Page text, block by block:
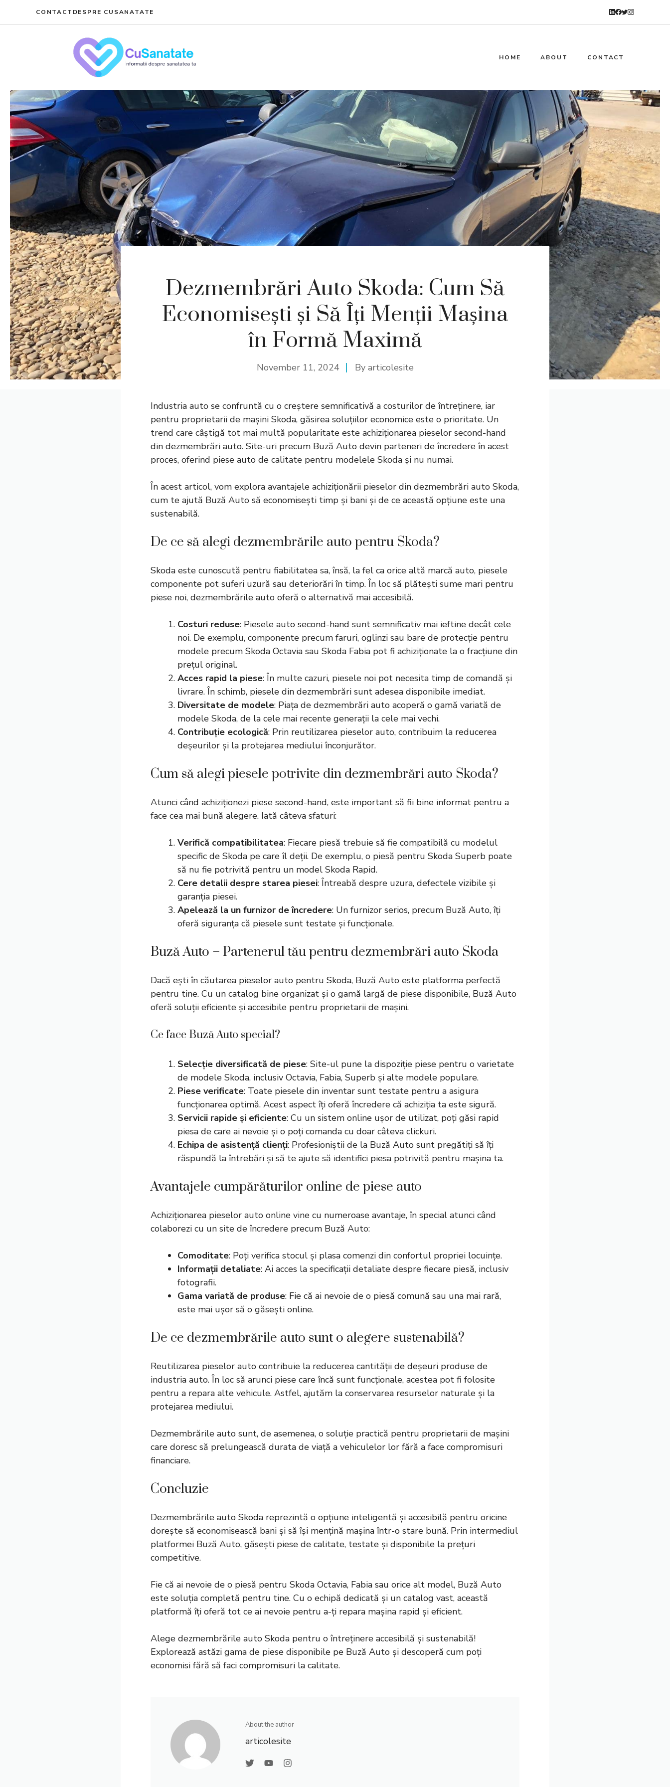
CONTACT DESPRE CUSANATATE
HOME ABOUT CONTACT
Dezmembrări Auto Skoda: Cum Să
Economisești și Să Îți Menții Mașina
în Formă Maximă
November 11, 2024 By articolesite
Industria auto se confruntă cu o creștere semnificativă a costurilor de întreținere, iar
pentru proprietarii de mașini Skoda, găsirea soluțiilor economice este o prioritate. Un
trend care câștigă tot mai multă popularitate este achiziționarea pieselor second-hand
din dezmembrări auto. Site-uri precum Buză Auto devin parteneri de încredere în acest
proces, oferind piese auto de calitate pentru modelele Skoda și nu numai.
În acest articol, vom explora avantajele achiziționării pieselor din dezmembrări auto Skoda,
cum te ajută Buză Auto să economisești timp și bani și de ce această opțiune este una
sustenabilă.
De ce să alegi dezmembrările auto pentru Skoda?
Skoda este cunoscută pentru fiabilitatea sa, însă, la fel ca orice altă marcă auto, piesele
componente pot suferi uzură sau deteriorări în timp. În loc să plătești sume mari pentru
piese noi, dezmembrările auto oferă o alternativă mai accesibilă.
Costuri reduse: Piesele auto second-hand sunt semnificativ mai ieftine decât cele
noi. De exemplu, componente precum faruri, oglinzi sau bare de protecție pentru
modele precum Skoda Octavia sau Skoda Fabia pot fi achiziționate la o fracțiune din
prețul original.
Acces rapid la piese: În multe cazuri, piesele noi pot necesita timp de comandă și
livrare. În schimb, piesele din dezmembrări sunt adesea disponibile imediat.
Diversitate de modele: Piața de dezmembrări auto acoperă o gamă variată de
modele Skoda, de la cele mai recente generații la cele mai vechi.
Contribuție ecologică: Prin reutilizarea pieselor auto, contribuim la reducerea
deșeurilor și la protejarea mediului înconjurător.
Cum să alegi piesele potrivite din dezmembrări auto Skoda?
Atunci când achiziționezi piese second-hand, este important să fii bine informat pentru a
face cea mai bună alegere. Iată câteva sfaturi:
Verifică compatibilitatea: Fiecare piesă trebuie să fie compatibilă cu modelul
specific de Skoda pe care îl deții. De exemplu, o piesă pentru Skoda Superb poate
să nu fie potrivită pentru un model Skoda Rapid.
Cere detalii despre starea piesei: Întreabă despre uzura, defectele vizibile și
garanția piesei.
Apelează la un furnizor de încredere: Un furnizor serios, precum Buză Auto, îți
oferă siguranța că piesele sunt testate și funcționale.
Buză Auto – Partenerul tău pentru dezmembrări auto Skoda
Dacă ești în căutarea pieselor auto pentru Skoda, Buză Auto este platforma perfectă
pentru tine. Cu un catalog bine organizat și o gamă largă de piese disponibile, Buză Auto
oferă soluții eficiente și accesibile pentru proprietarii de mașini.
Ce face Buză Auto special?
Selecție diversificată de piese: Site-ul pune la dispoziție piese pentru o varietate
de modele Skoda, inclusiv Octavia, Fabia, Superb și alte modele populare.
Piese verificate: Toate piesele din inventar sunt testate pentru a asigura
funcționarea optimă. Acest aspect îți oferă încredere că achiziția ta este sigură.
Servicii rapide și eficiente: Cu un sistem online ușor de utilizat, poți găsi rapid
piesa de care ai nevoie și o poți comanda cu doar câteva clickuri.
Echipa de asistență clienți: Profesioniștii de la Buză Auto sunt pregătiți să îți
răspundă la întrebări și să te ajute să identifici piesa potrivită pentru mașina ta.
Avantajele cumpărăturilor online de piese auto
Achiziționarea pieselor auto online vine cu numeroase avantaje, în special atunci când
colaborezi cu un site de încredere precum Buză Auto:
Comoditate: Poți verifica stocul și plasa comenzi din confortul propriei locuințe.
Informații detaliate: Ai acces la specificații detaliate despre fiecare piesă, inclusiv
fotografii.
Gama variată de produse: Fie că ai nevoie de o piesă comună sau una mai rară,
este mai ușor să o găsești online.
De ce dezmembrările auto sunt o alegere sustenabilă?
Reutilizarea pieselor auto contribuie la reducerea cantității de deșeuri produse de
industria auto. În loc să arunci piese care încă sunt funcționale, acestea pot fi folosite
pentru a repara alte vehicule. Astfel, ajutăm la conservarea resurselor naturale și la
protejarea mediului.
Dezmembrările auto sunt, de asemenea, o soluție practică pentru proprietarii de mașini
care doresc să prelungească durata de viață a vehiculelor lor fără a face compromisuri
financiare.
Concluzie
Dezmembrările auto Skoda reprezintă o opțiune inteligentă și accesibilă pentru oricine
dorește să economisească bani și să își mențină mașina într-o stare bună. Prin intermediul
platformei Buză Auto, găsești piese de calitate, testate și disponibile la prețuri
competitive.
Fie că ai nevoie de o piesă pentru Skoda Octavia, Fabia sau orice alt model, Buză Auto
este soluția completă pentru tine. Cu o echipă dedicată și un catalog vast, această
platformă îți oferă tot ce ai nevoie pentru a-ți repara mașina rapid și eficient.
Alege dezmembrările auto Skoda pentru o întreținere accesibilă și sustenabilă!
Explorează astăzi gama de piese disponibile pe Buză Auto și descoperă cum poți
economisi fără să faci compromisuri la calitate.
About the author
articolesite